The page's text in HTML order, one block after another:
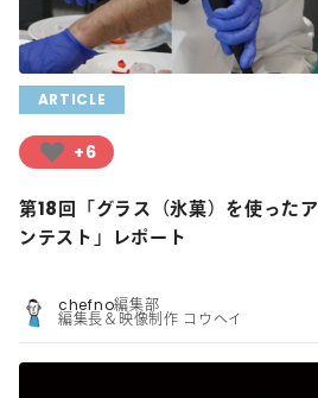
ARTICLE
+6
第18回「グラス（氷菓）を使った
ンテスト」レポート
chefno編集部
編集長＆映像制作 コウヘイ